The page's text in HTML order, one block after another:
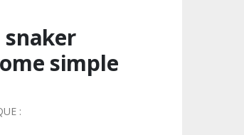
snaker
simple
: